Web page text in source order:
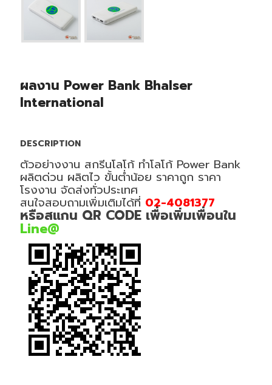
ผลงาน Power Bank Bhalser
International
DESCRIPTION
ตัวอย่างงาน สกรีนโลโก้ ทำโลโก้ Power Bank
ผลิตด่วน ผลิตไว ขั้นต่ำน้อย ราคาถูก ราคา
โรงงาน จัดส่งทั่วประเทศ
สนใจสอบถามเพิ่มเติมได้ที่ 02-4081377
หรือสแกน QR CODE เพื่อเพิ่มเพื่อนใน
Line@